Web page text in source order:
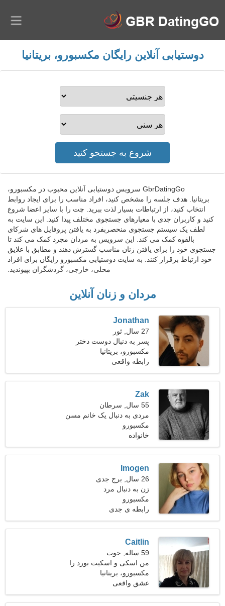
دوستیابی آنلاین رایگان مکسبورو، بریتانیا
GbrDatingGo سرویس دوستیابی آنلاین محبوب در مکسبورو،
بریتانیا. هدف جلسه را مشخص کنید، افراد مناسب را برای ایجاد روابط
انتخاب کنید، از ارتباطات بسیار لذت ببرید. چت را با سایر اعضا شروع
کنید و کاربران جدی با معیارهای جستجوی مختلف پیدا کنید. این سایت به
لطف یک سیستم جستجوی منحصربفرد به یافتن پروفایل های شرکای
بالقوه کمک می کند. این سرویس به مردان مجرد کمک می کند تا
جستجوی خود را برای یافتن زنان مناسب گسترش دهند و مطابق با علایق
خود ارتباط برقرار کنند. به سایت دوستیابی مکسبورو رایگان برای افراد
محلی، خارجی، گردشگران بپیوندید.
مردان و زنان آنلاین
Jonathan
27 سال, ثور
پسر به دنبال دوست دختر
است
مکسبورو، بریتانیا
رابطه واقعی
Zak
55 سال, سرطان
مردی به دنبال یک خانم مسن
45-51
مکسبورو
خانواده
Imogen
26 سال, برج جدی
زن به دنبال مرد
مکسبورو
رابطه ی جدی
Caitlin
59 ساله, حوت
من اسکی و اسکیت بورد را
ترجیح می دهم
مکسبورو، بریتانیا
عشق واقعی